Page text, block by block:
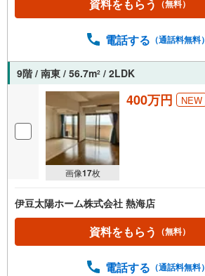
資料をもらう （無料）
電話する （通話料無料）
9階 / 南東 / 56.7m2 / 2LDK
画像17枚
400万円 NEW
伊豆太陽ホーム株式会社 熱海店
資料をもらう （無料）
電話する （通話料無料）